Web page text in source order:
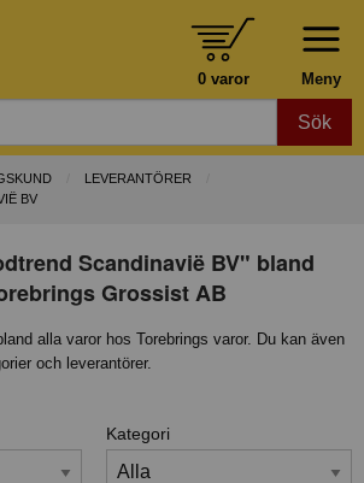
Meny
0 varor
Sök
LEVERANTÖRER
BV
Scandinavië BV" bland
Grossist AB
alla varor hos Torebrings varor. Du kan även
och leverantörer.
Kategori